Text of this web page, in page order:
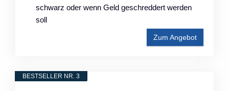
schwarz oder wenn Geld geschreddert werden
soll
Zum Angebot
BESTSELLER NR. 3